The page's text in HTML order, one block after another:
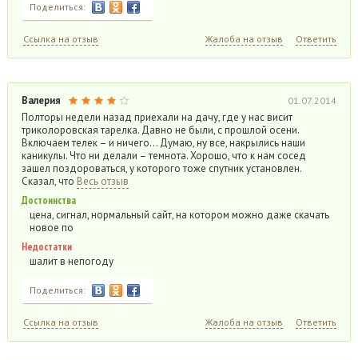
Поделиться:
Ссылка на отзыв Жалоба на отзыв Ответить
Валерия 01.07.2014
Полторы недели назад приехали на дачу, где у нас висит
триколоровская тарелка. Давно не были, с прошлой осени.
Включаем телек – и ничего… Думаю, ну все, накрылись наши
каникулы. Что ни делали – темнота. Хорошо, что к нам сосед
зашел поздороваться, у которого тоже спутник установлен.
Сказал, что Весь отзыв
Достоинства
цена, сигнал, нормальный сайт, на котором можно даже скачать
новое по
Недостатки
шалит в непогоду
Поделиться:
Ссылка на отзыв Жалоба на отзыв Ответить